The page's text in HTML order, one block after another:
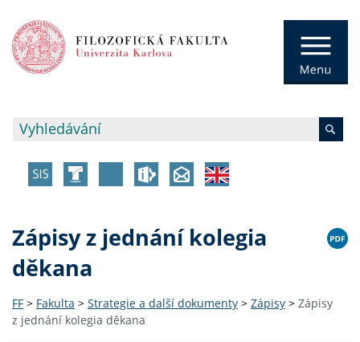
Zápisy z jednání kolegia
děkana
FF > Fakulta > Strategie a další dokumenty > Zápisy > Zápisy
z jednání kolegia děkana